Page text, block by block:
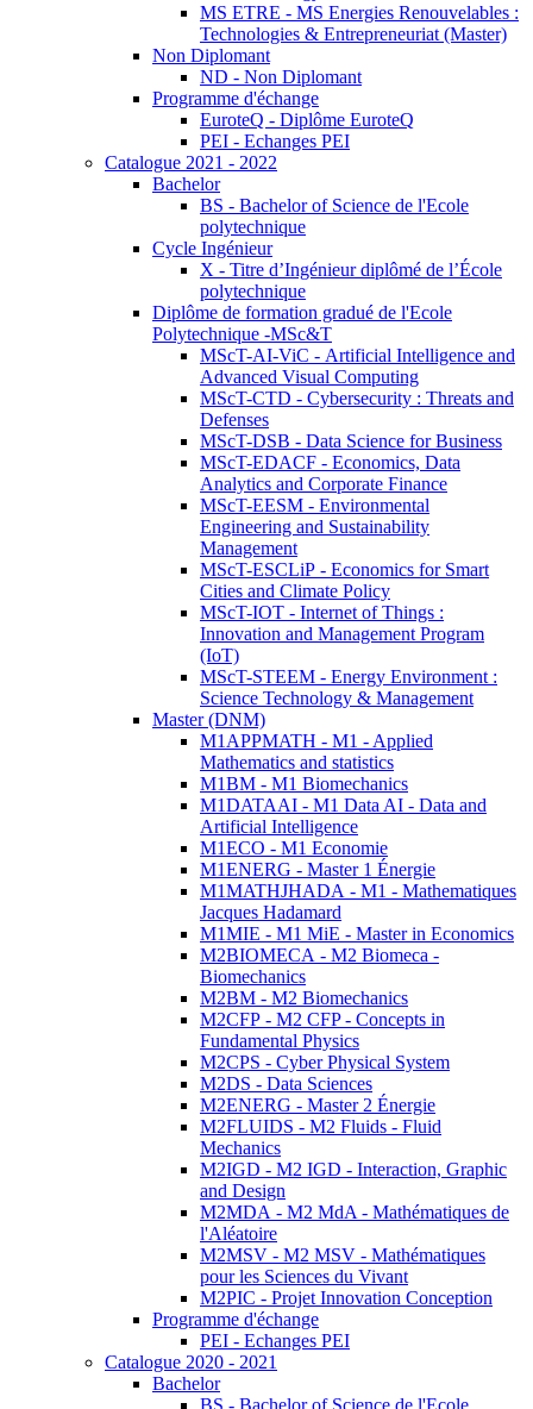
MS ETRE - MS Energies Renouvelables :
Technologies & Entrepreneuriat (Master)
Non Diplomant
ND - Non Diplomant
Programme d'échange
EuroteQ - Diplôme EuroteQ
PEI - Echanges PEI
Catalogue 2021 - 2022
Bachelor
BS - Bachelor of Science de l'Ecole
polytechnique
Cycle Ingénieur
X - Titre d’Ingénieur diplômé de l’École
polytechnique
Diplôme de formation gradué de l'Ecole
Polytechnique -MSc&T
MScT-AI-ViC - Artificial Intelligence and
Advanced Visual Computing
MScT-CTD - Cybersecurity : Threats and
Defenses
MScT-DSB - Data Science for Business
MScT-EDACF - Economics, Data
Analytics and Corporate Finance
MScT-EESM - Environmental
Engineering and Sustainability
Management
MScT-ESCLiP - Economics for Smart
Cities and Climate Policy
MScT-IOT - Internet of Things :
Innovation and Management Program
(IoT)
MScT-STEEM - Energy Environment :
Science Technology & Management
Master (DNM)
M1APPMATH - M1 - Applied
Mathematics and statistics
M1BM - M1 Biomechanics
M1DATAAI - M1 Data AI - Data and
Artificial Intelligence
M1ECO - M1 Economie
M1ENERG - Master 1 Énergie
M1MATHJHADA - M1 - Mathematiques
Jacques Hadamard
M1MIE - M1 MiE - Master in Economics
M2BIOMECA - M2 Biomeca -
Biomechanics
M2BM - M2 Biomechanics
M2CFP - M2 CFP - Concepts in
Fundamental Physics
M2CPS - Cyber Physical System
M2DS - Data Sciences
M2ENERG - Master 2 Énergie
M2FLUIDS - M2 Fluids - Fluid
Mechanics
M2IGD - M2 IGD - Interaction, Graphic
and Design
M2MDA - M2 MdA - Mathématiques de
l'Aléatoire
M2MSV - M2 MSV - Mathématiques
pour les Sciences du Vivant
M2PIC - Projet Innovation Conception
Programme d'échange
PEI - Echanges PEI
Catalogue 2020 - 2021
Bachelor
BS - Bachelor of Science de l'Ecole